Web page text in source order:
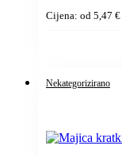
Cijena: od 5,47 €
Nekategorizirano